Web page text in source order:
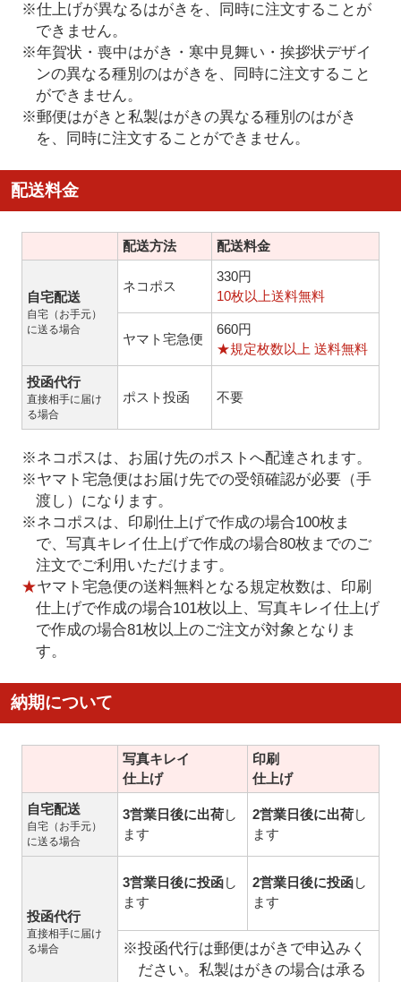
※仕上げが異なるはがきを、同時に注文することが
できません。
※年賀状・喪中はがき・寒中見舞い・挨拶状デザイ
ンの異なる種別のはがきを、同時に注文すること
ができません。
※郵便はがきと私製はがきの異なる種別のはがき
を、同時に注文することができません。
配送料金
配送方法 配送料金
自宅配送
自宅（お手元）
に送る場合
ネコポス
330円
10枚以上送料無料
ヤマト宅急便
660円
★規定枚数以上 送料無料
投函代行
直接相手に届け
る場合
ポスト投函 不要
※ネコポスは、お届け先のポストへ配達されます。
※ヤマト宅急便はお届け先での受領確認が必要（手
渡し）になります。
※ネコポスは、印刷仕上げで作成の場合100枚ま
で、写真キレイ仕上げで作成の場合80枚までのご
注文でご利用いただけます。
★ヤマト宅急便の送料無料となる規定枚数は、印刷
仕上げで作成の場合101枚以上、写真キレイ仕上げ
で作成の場合81枚以上のご注文が対象となりま
す。
納期について
写真キレイ
仕上げ
印刷
仕上げ
自宅配送
自宅（お手元）
に送る場合
3営業日後に出荷し
ます
2営業日後に出荷し
ます
投函代行
直接相手に届け
る場合
3営業日後に投函し
ます
2営業日後に投函し
ます
※投函代行は郵便はがきで申込みく
ださい。私製はがきの場合は承る